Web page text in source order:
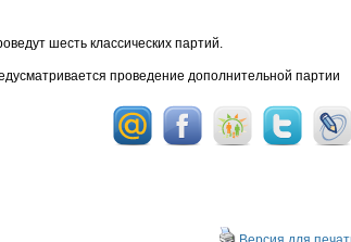
шесть классических партий.
проведение дополнительной партии